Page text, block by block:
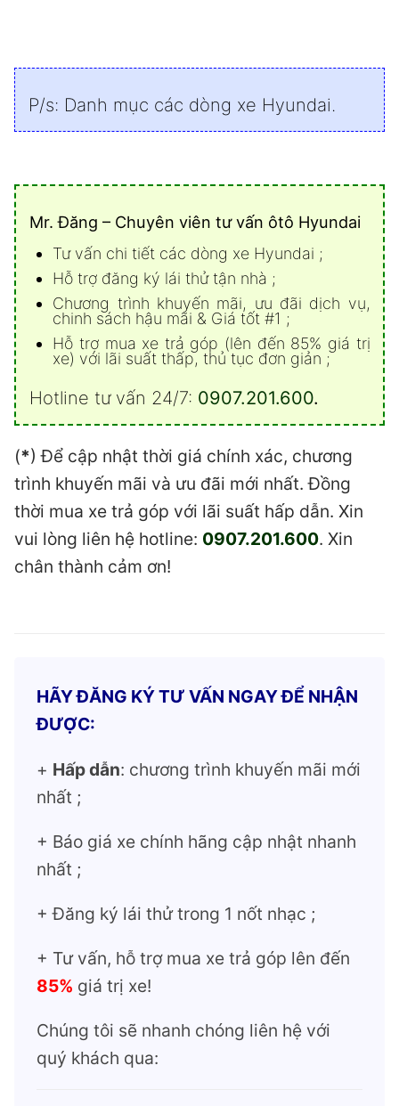
P/s: Danh mục các dòng xe Hyundai.
Mr. Đăng – Chuyên viên tư vấn ôtô Hyundai
Tư vấn chi tiết các dòng xe Hyundai ;
Hỗ trợ đăng ký lái thử tận nhà ;
Chương trình khuyến mãi, ưu đãi dịch vụ,
chinh sách hậu mãi & Giá tốt #1 ;
Hỗ trợ mua xe trả góp (lên đến 85% giá trị
xe) với lãi suất thấp, thủ tục đơn giản ;
Hotline tư vấn 24/7: 0907.201.600.
(*) Để cập nhật thời giá chính xác, chương
trình khuyến mãi và ưu đãi mới nhất. Đồng
thời mua xe trả góp với lãi suất hấp dẫn. Xin
vui lòng liên hệ hotline: 0907.201.600. Xin
chân thành cảm ơn!
HÃY ĐĂNG KÝ TƯ VẤN NGAY ĐỂ NHẬN
ĐƯỢC:
+ Hấp dẫn: chương trình khuyến mãi mới
nhất ;
+ Báo giá xe chính hãng cập nhật nhanh
nhất ;
+ Đăng ký lái thử trong 1 nốt nhạc ;
+ Tư vấn, hỗ trợ mua xe trả góp lên đến
85% giá trị xe!
Chúng tôi sẽ nhanh chóng liên hệ với
quý khách qua: